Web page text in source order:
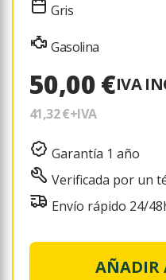
Gris
Gasolina
50,00 €IVA
41,32 €+IVA
Garantía 1 año
Verificada por un
Envío rápido 24/
AÑADIR